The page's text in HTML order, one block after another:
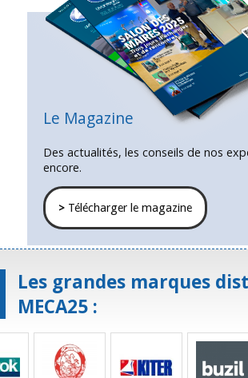
Le Magazine
Des actualités, les conseils de nos
encore.
>Télécharger le magazine
Les grandes marques
MECA25 :